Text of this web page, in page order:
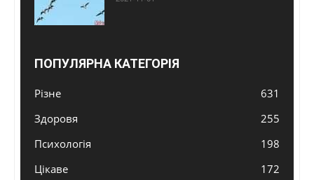
ПОПУЛЯРНА КАТЕГОРІЯ
Різне
631
Здоровя
255
Психологія
198
Цікаве
172